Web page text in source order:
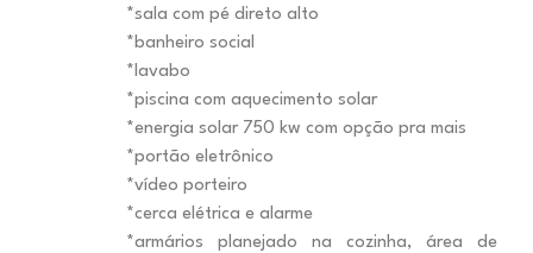
*sala com pé direto alto
*banheiro social
*lavabo
*piscina com aquecimento solar
*energia solar 750 kw com opção pra mais
*portão eletrônico
*vídeo porteiro
*cerca elétrica e alarme
*armários planejado na cozinha, área de